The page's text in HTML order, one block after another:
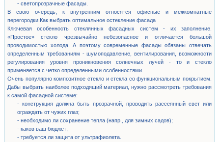
- светопрозрачные фасады.
В свою очередь, к внутренним относятся офисные и межкомнатные
перегородки.Как выбрать оптимальное остекление фасада
Ключевая особенность стеклянных фасадных систем - их заполнение.
«Простое» стекло чрезвычайно небезопасное и отличается большой
проводимостью холода. А поэтому современные фасады обязаны отвечать
определенным требованиям - шумоподавление, вентилирования, возможности
регулирования уровня проникновения солнечных лучей - то и стекло
применяется с четко определенными особенностями.
Очень популярно композитное стекло и стекла со функциональным покрытием.
Дабы выбрать наиболее подходящий материал, нужно рассмотреть требования
к самой фасадной системе:
- конструкция должна быть прозрачной, проводить рассеянный свет или
ограждать от чужих глаз;
- необходимо ли сохранение тепла (напр., для зимних садов);
- каков ваш бюджет;
- требуется ли защита от ультрафиолета.